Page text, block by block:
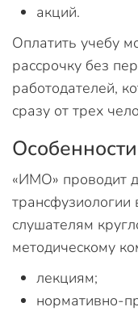
акций.
Оплатить учебу
рассрочку без
работодателей,
сразу от трех
«ИМО» проводит
слушателям
методическому
лекциям;
нормативно-